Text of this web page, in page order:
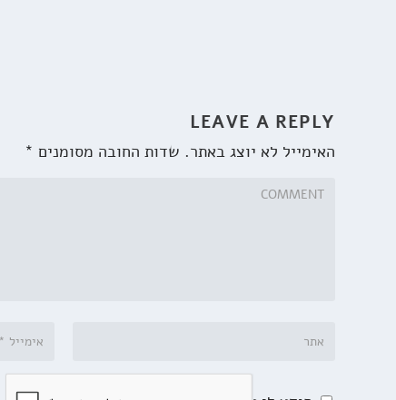
LEAVE A REPLY
האימייל לא יוצג באתר. שדות החובה מסומנים *